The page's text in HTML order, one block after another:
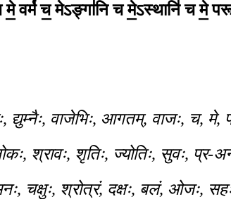
मे॒ वर्म॑ च॒मेऽङ्गा॑नि च मे॒ऽस्थानि॑ च मे॒
द्युम्नैः, वाजेभिः, आगतम्, वाजः, च, मे,
श्रावः, शृतिः, ज्योतिः, सुवः, प्र-
चक्षुः, श्रोत्रं, दक्षः, बलं, ओजः,